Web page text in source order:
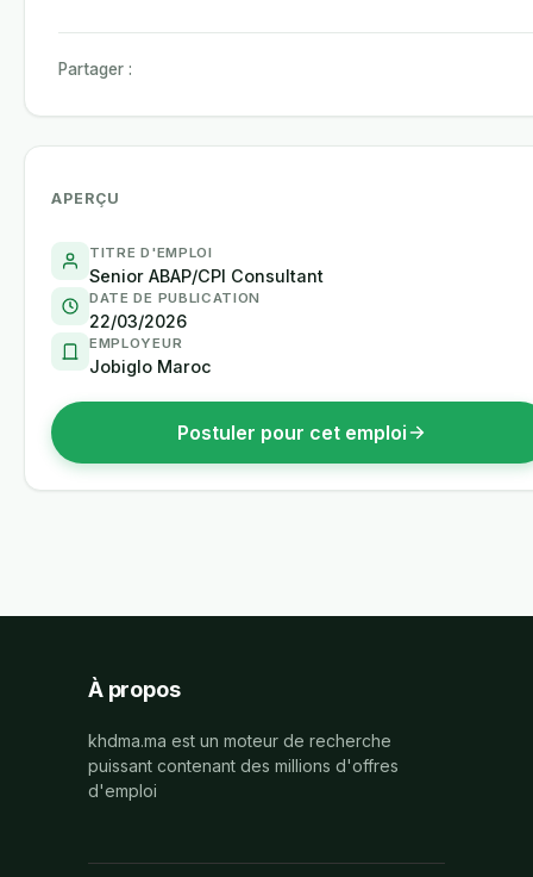
Partager :
APERÇU
TITRE D'EMPLOI
Senior ABAP/CPI Consultant
DATE DE PUBLICATION
22/03/2026
EMPLOYEUR
Jobiglo Maroc
Postuler pour cet emploi
À propos
khdma.ma est un moteur de recherche
puissant contenant des millions d'offres
d'emploi